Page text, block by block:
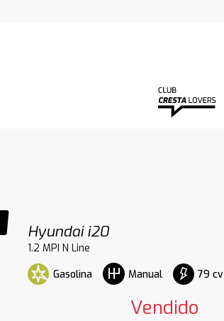
Hyundai i20
1.2 MPI N Line
Gasolina
Manual 79 cv
Vendido